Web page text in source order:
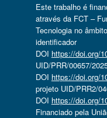
Este trabalho é
através da FCT –
Tecnologia no
identificador
DOI https://doi.org/
UID/PRR/00657/
DOI https://doi.org/
projeto UID/PRR2/
DOI https://doi.org/
Financiado pela